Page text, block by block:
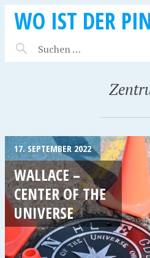
WO IST DER
17. SEPTEMBER 2022
WALLACE –
CENTER OF THE
UNIVERSE